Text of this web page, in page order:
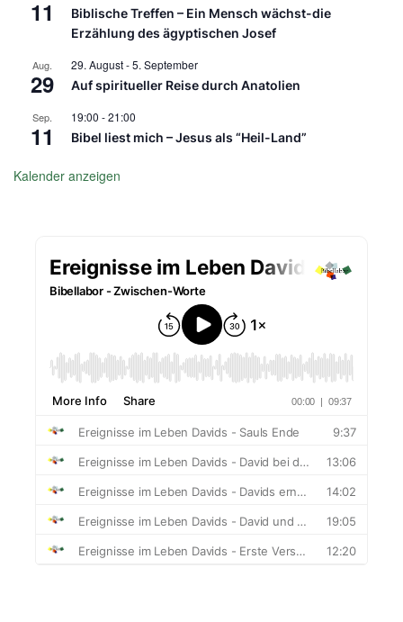
11
Biblische Treffen – Ein Mensch wächst-die
Erzählung des ägyptischen Josef
Aug.
29
29. August-5. September
Auf spiritueller Reise durch Anatolien
Sep.
11
19:00 -21:00
Bibel liest mich – Jesus als “Heil-Land”
Kalender anzeigen